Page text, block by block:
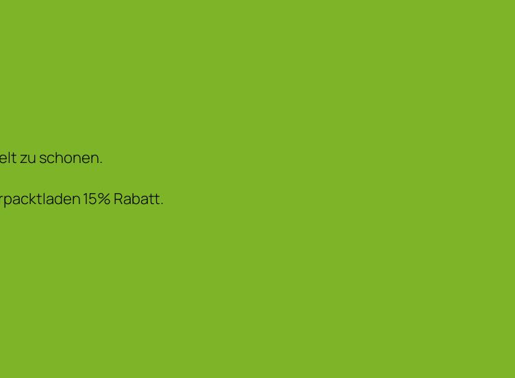
zu schonen.
15% Rabatt.